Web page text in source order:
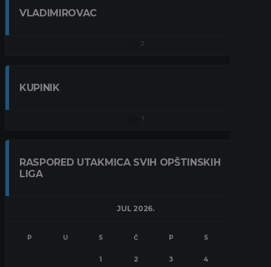
VLADIMIROVAC
2
KUPINIK
1
RASPORED UTAKMICA SVIH OPŠTINSKIH
LIGA
JUL 2026.
P U S Č P S
1 2 3 4